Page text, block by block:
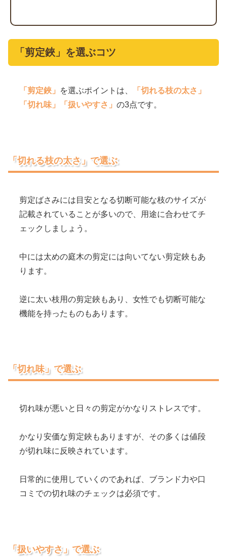
「剪定鋏」を選ぶコツ
「剪定鋏」 を選ぶポイントは、
「切れる枝の太さ」
「切れ味」
「扱いやすさ」の3点です。
「切れる枝の太さ」で選ぶ
剪定ばさみには目安となる切断可能な枝のサイズが
記載されていることが多いので、用途に合わせてチ
ェックしましょう。
中には太めの庭木の剪定には向いてない剪定鋏もあ
ります。
逆に太い枝用の剪定鋏もあり、女性でも切断可能な
機能を持ったものもあります。
「切れ味」で選ぶ
切れ味が悪いと日々の剪定がかなりストレスです。
かなり安価な剪定鋏もありますが、その多くは値段
が切れ味に反映されています。
日常的に使用していくのであれば、ブランド力や口
コミでの切れ味のチェックは必須です。
「扱いやすさ」で選ぶ